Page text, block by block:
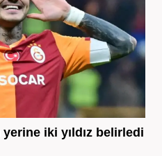
iki yıldız belirledi